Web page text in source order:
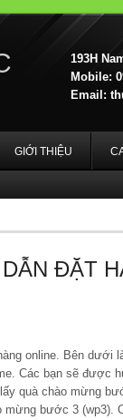
193H
Mobile:
Email:
GIỚI THIỆU
ĐẶT
online. Bên dưới
Các bạn sẽ được
quà chào mừng
mừng bước 3 (wp3).